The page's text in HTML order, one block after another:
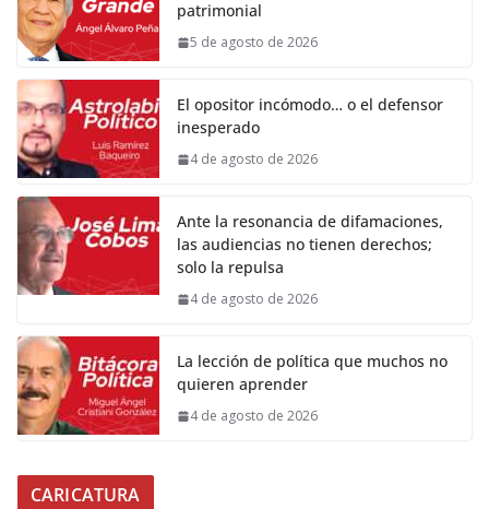
patrimonial
5 de agosto de 2026
El opositor incómodo… o el defensor
inesperado
4 de agosto de 2026
Ante la resonancia de difamaciones,
las audiencias no tienen derechos;
solo la repulsa
4 de agosto de 2026
La lección de política que muchos no
quieren aprender
4 de agosto de 2026
CARICATURA